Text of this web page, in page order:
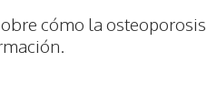
cómo la